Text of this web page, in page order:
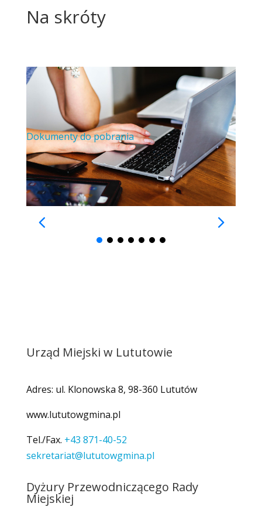
Na skróty
Dokumenty do pobrania
Urząd Miejski w Lututowie
Adres: ul. Klonowska 8, 98-360 Lututów
www.lututowgmina.pl
Tel./Fax. +43 871-40-52
sekretariat@lututowgmina.pl
Dyżury Przewodniczącego Rady
Miejskiej